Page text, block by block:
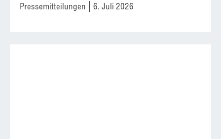
Pressemitteilungen 6. Juli 2026